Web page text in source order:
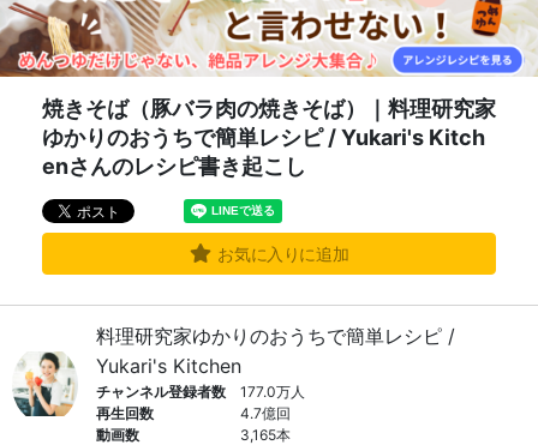
焼きそば（豚バラ肉の焼きそば）｜料理研究家
ゆかりのおうちで簡単レシピ / Yukari's Kitch
enさんのレシピ書き起こし
お気に入りに追加
料理研究家ゆかりのおうちで簡単レシピ /
Yukari's Kitchen
チャンネル登録者数
177.0万人
再生回数
4.7億回
動画数
3,165本